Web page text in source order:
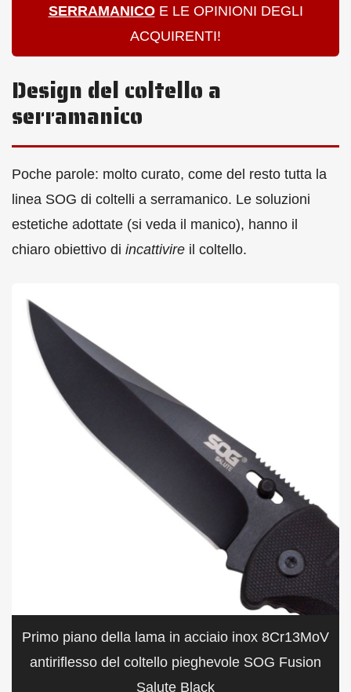
SERRAMANICOE LE OPINIONI DEGLI
ACQUIRENTI!
Design del coltello a
serramanico
Poche parole: molto curato, come del resto tutta la
linea SOG di coltelli a serramanico. Le soluzioni
estetiche adottate (si veda il manico), hanno il
chiaro obiettivo di incattivire il coltello.
Primo piano della lama in acciaio inox 8Cr13MoV
antiriflesso del coltello pieghevole SOG Fusion
Salute Black